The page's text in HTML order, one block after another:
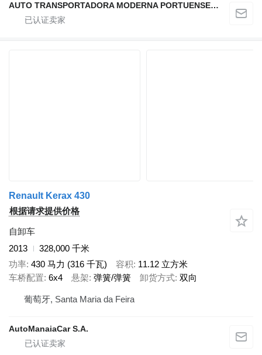
AUTO TRANSPORTADORA MODERNA PORTUENSE SA
Renault Kerax 430
根据请求提供价格
自卸车
2013
328,000 千米
功率 430 马力 (316 千瓦) 容积 11.12 立方米
车桥配置 6x4 悬架 弹簧/弹簧 卸货方式 双向
葡萄牙, Santa Maria da Feira
AutoManaiaCar S.A.